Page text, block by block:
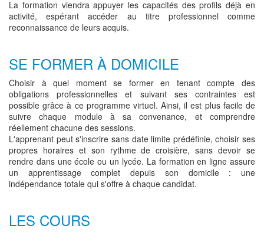
La formation viendra appuyer les capacités des profils déjà en
activité, espérant accéder au titre professionnel comme
reconnaissance de leurs acquis.
SE FORMER À DOMICILE
Choisir à quel moment se former en tenant compte des
obligations professionnelles et suivant ses contraintes est
possible grâce à ce programme virtuel. Ainsi, il est plus facile de
suivre chaque module à sa convenance, et comprendre
réellement chacune des sessions.
L'apprenant peut s'inscrire sans date limite prédéfinie, choisir ses
propres horaires et son rythme de croisière, sans devoir se
rendre dans une école ou un lycée. La formation en ligne assure
un apprentissage complet depuis son domicile : une
indépendance totale qui s'offre à chaque candidat.
LES COURS